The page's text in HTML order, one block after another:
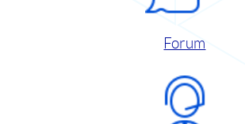
Forum